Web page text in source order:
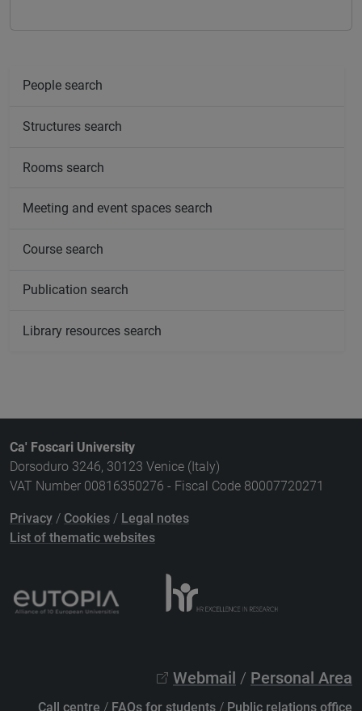
People search
Structures search
Rooms search
Meeting and event spaces search
Course search
Publication search
Library resources search
Ca' Foscari University
Dorsoduro 3246, 30123 Venice (Italy)
VAT Number 00816350276 - Fiscal Code 80007720271
Privacy / Cookies / Legal notes
List of thematic websites
Webmail / Personal Area
Call centre / FAQs for students / Public relations office